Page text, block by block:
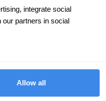
integrate social
partners in social
Allow all